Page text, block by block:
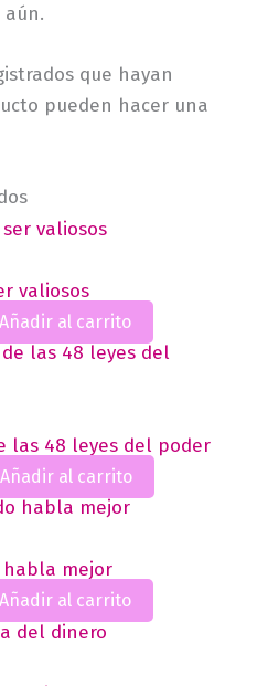
aún.
que hayan
pueden hacer una
valiosos
Añadir al carrito
las 48 leyes del poder
Añadir al carrito
habla mejor
Añadir al carrito